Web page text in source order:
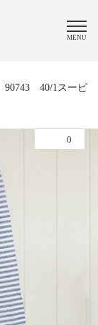
MENU
90743 40/1スーピ
0